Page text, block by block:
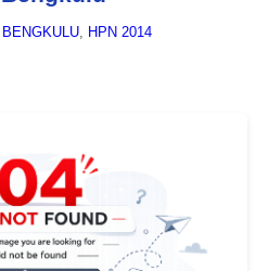
BENGKULU, HPN 2014